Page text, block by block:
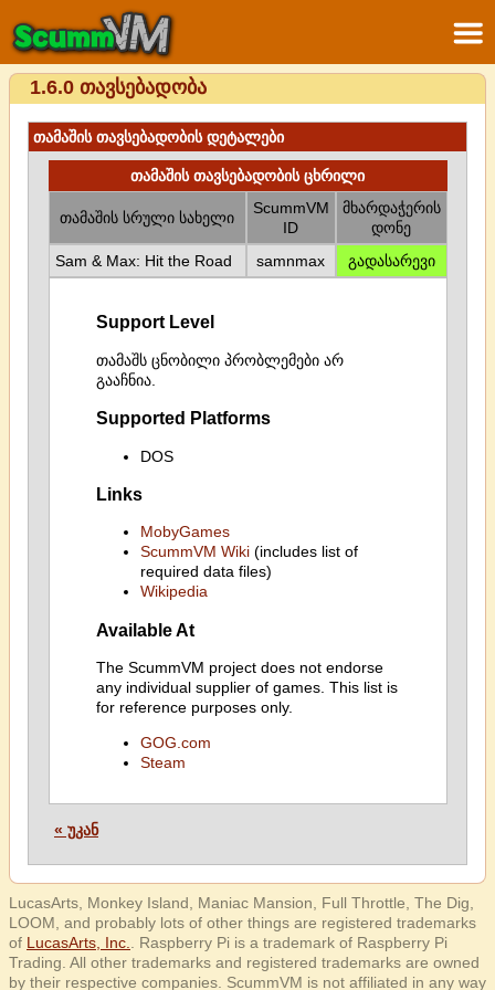
1.6.0 თავსებადობა
თამაშის თავსებადობის დეტალები
თამაშის თავსებადობის ცხრილი
თამაშის სრული სახელი
ScummVM
ID
მხარდაჭერის
დონე
Sam & Max: Hit the Road
samnmax გადასარევი
Support Level
თამაშს ცნობილი პრობლემები არ
გააჩნია.
Supported Platforms
DOS
Links
MobyGames
ScummVM Wiki(includes list of
required data files)
Wikipedia
Available At
The ScummVM project does not endorse
any individual supplier of games. This list is
for reference purposes only.
GOG.com
Steam
« უკან
LucasArts, Monkey Island, Maniac Mansion, Full Throttle, The Dig,
LOOM, and probably lots of other things are registered trademarks
of LucasArts, Inc.
. Raspberry Pi is a trademark of Raspberry Pi
Trading. All other trademarks and registered trademarks are owned
by their respective companies. ScummVM is not affiliated in any way